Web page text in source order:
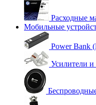
Расходные
Мобильные
Power Bank
Усилители